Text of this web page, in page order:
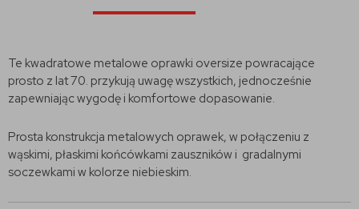
Te kwadratowe metalowe oprawki oversize powracające
prosto z lat 70. przykują uwagę wszystkich, jednocześnie
zapewniając wygodę i komfortowe dopasowanie.
Prosta konstrukcja metalowych oprawek, w połączeniu z
wąskimi, płaskimi końcówkami zauszników i gradalnymi
soczewkami w kolorze niebieskim.